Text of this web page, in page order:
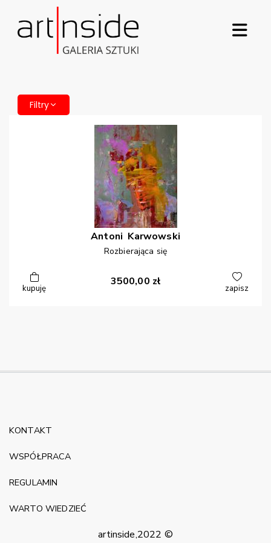
Filtry
Antoni Karwowski
Rozbierająca się
kupuję
3500,00 zł
zapisz
artinside,2022 ©
KONTAKT
WSPÓŁPRACA
REGULAMIN
WARTO WIEDZIEĆ